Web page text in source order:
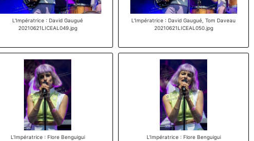
L'Impératrice : David Gaugué
20210621LICEAL049.jpg
L'Impératrice : David Gaugué, Tom Daveau
20210621LICEAL050.jpg
L'Impératrice : Flore Benguigui
L'Impératrice : Flore Benguigui